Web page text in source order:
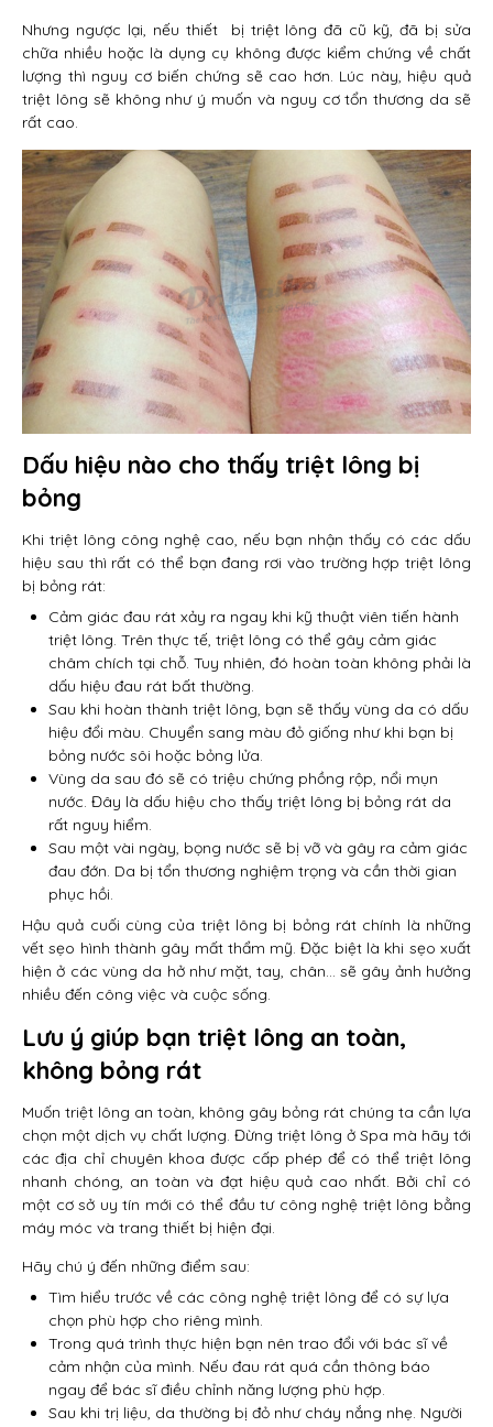
Nhưng ngược lại, nếu thiết bị triệt lông đã cũ kỹ, đã bị sửa
chữa nhiều hoặc là dụng cụ không được kiểm chứng về chất
lượng thì nguy cơ biến chứng sẽ cao hơn. Lúc này, hiệu quả
triệt lông sẽ không như ý muốn và nguy cơ tổn thương da sẽ
rất cao.
Dấu hiệu nào cho thấy triệt lông bị
bỏng
Khi triệt lông công nghệ cao, nếu bạn nhận thấy có các dấu
hiệu sau thì rất có thể bạn đang rơi vào trường hợp triệt lông
bị bỏng rát:
Cảm giác đau rát xảy ra ngay khi kỹ thuật viên tiến hành
triệt lông. Trên thực tế, triệt lông có thể gây cảm giác
châm chích tại chỗ. Tuy nhiên, đó hoàn toàn không phải là
dấu hiệu đau rát bất thường.
Sau khi hoàn thành triệt lông, bạn sẽ thấy vùng da có dấu
hiệu đổi màu. Chuyển sang màu đỏ giống như khi bạn bị
bỏng nước sôi hoặc bỏng lửa.
Vùng da sau đó sẽ có triệu chứng phồng rộp, nổi mụn
nước. Đây là dấu hiệu cho thấy triệt lông bị bỏng rát da
rất nguy hiểm.
Sau một vài ngày, bọng nước sẽ bị vỡ và gây ra cảm giác
đau đớn. Da bị tổn thương nghiệm trọng và cần thời gian
phục hồi.
Hậu quả cuối cùng của triệt lông bị bỏng rát chính là những
vết sẹo hình thành gây mất thẩm mỹ. Đặc biệt là khi sẹo xuất
hiện ở các vùng da hở như mặt, tay, chân… sẽ gây ảnh hưởng
nhiều đến công việc và cuộc sống.
Lưu ý giúp bạn triệt lông an toàn,
không bỏng rát
Muốn triệt lông an toàn, không gây bỏng rát chúng ta cần lựa
chọn một dịch vụ chất lượng. Đừng triệt lông ở Spa mà hãy tới
các địa chỉ chuyên khoa được cấp phép để có thể triệt lông
nhanh chóng, an toàn và đạt hiệu quả cao nhất. Bởi chỉ có
một cơ sở uy tín mới có thể đầu tư công nghệ triệt lông bằng
máy móc và trang thiết bị hiện đại.
Hãy chú ý đến những điểm sau:
Tìm hiểu trước về các công nghệ triệt lông để có sự lựa
chọn phù hợp cho riêng mình.
Trong quá trình thực hiện bạn nên trao đổi với bác sĩ về
cảm nhận của mình. Nếu đau rát quá cần thông báo
ngay để bác sĩ điều chỉnh năng lượng phù hợp.
Sau khi trị liệu, da thường bị đỏ như cháy nắng nhẹ. Người